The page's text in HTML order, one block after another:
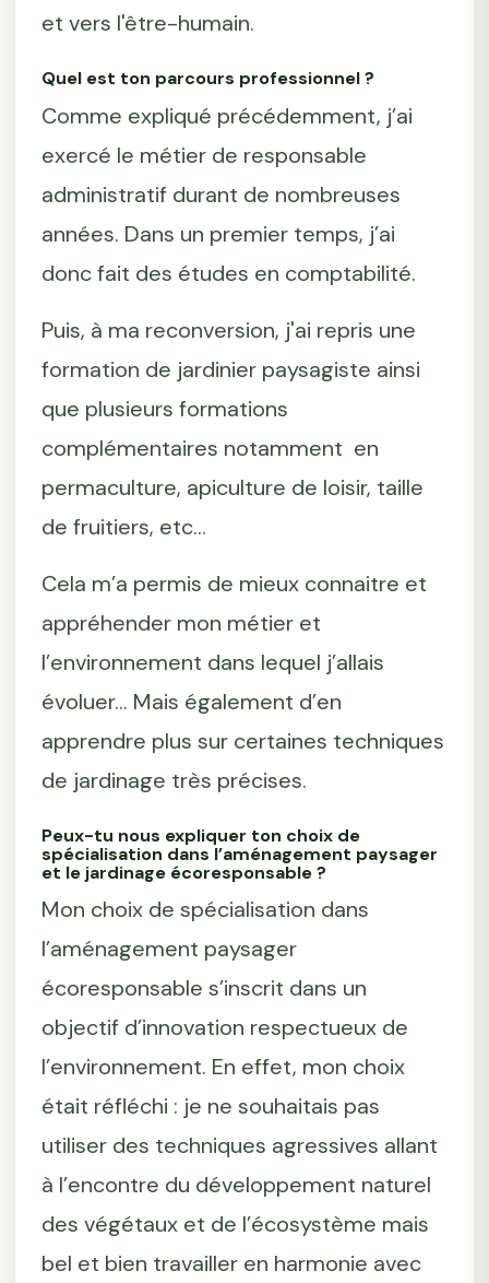
et vers l'être-humain.
Quel est ton parcours professionnel ?
Comme expliqué précédemment, j’ai
exercé le métier de responsable
administratif durant de nombreuses
années. Dans un premier temps, j’ai
donc fait des études en comptabilité.
Puis, à ma reconversion, j'ai repris une
formation de jardinier paysagiste ainsi
que plusieurs formations
complémentaires notamment en
permaculture, apiculture de loisir, taille
de fruitiers, etc...
Cela m’a permis de mieux connaitre et
appréhender mon métier et
l’environnement dans lequel j’allais
évoluer... Mais également d’en
apprendre plus sur certaines techniques
de jardinage très précises.
Peux-tu nous expliquer ton choix de
spécialisation dans l’aménagement paysager
et le jardinage écoresponsable ?
Mon choix de spécialisation dans
l’aménagement paysager
écoresponsable s’inscrit dans un
objectif d’innovation respectueux de
l’environnement. En effet, mon choix
était réfléchi : je ne souhaitais pas
utiliser des techniques agressives allant
à l’encontre du développement naturel
des végétaux et de l’écosystème mais
bel et bien travailler en harmonie avec